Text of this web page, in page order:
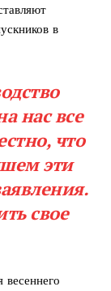
в
нас все
что
эти
свое